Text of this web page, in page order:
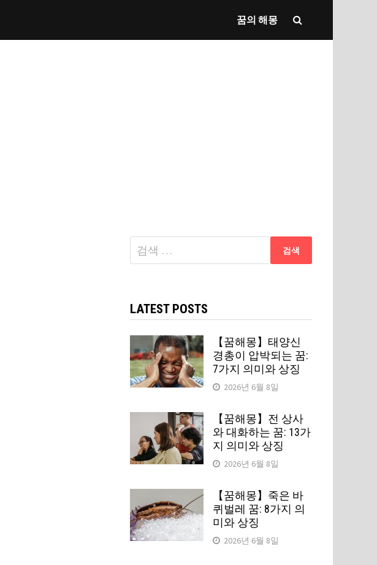
꿈의 해몽
다
음
LATEST POSTS
【꿈해몽】태양신
경총이 압박되는 꿈:
7가지 의미와 상징
2026년 6월 8일
【꿈해몽】전 상사
와 대화하는 꿈: 13가
지 의미와 상징
2026년 6월 8일
【꿈해몽】죽은 바
퀴벌레 꿈: 8가지 의
미와 상징
2026년 6월 8일